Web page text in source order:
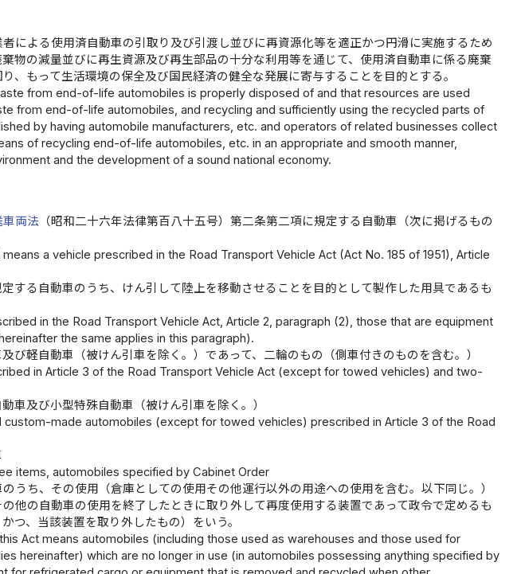
による使用済自動車の引取り及び引渡し並びに再資源化等を適正かつ円滑に実施するため
物の減量並びに再生資源及び再生部品の十分な利用等を通じて、使用済自動車に係る廃棄
、もって生活環境の保全及び国民経済の健全な発展に寄与することを目的とする。
from end-of-life automobiles is properly disposed of and that resources are used
from end-of-life automobiles, and recycling and sufficiently using the recycled parts of
by having automobile manufacturers, etc. and operators of related businesses collect
of recycling end-of-life automobiles, etc. in an appropriate and smooth manner,
and the development of a sound national economy.
車両法（昭和二十六年法律第百八十五号）第二条第二項に規定する自動車（次に掲げるもの
a vehicle prescribed in the Road Transport Vehicle Act (Act No. 185 of 1951), Article
する自動車のうち、けん引して陸上を移動させることを目的として製作した用具であるも
in the Road Transport Vehicle Act, Article 2, paragraph (2), those that are equipment
the same applies in this paragraph).
軽自動車（被けん引車を除く。）であって、二輪のもの（側車付きのものを含む。）
in Article 3 of the Road Transport Vehicle Act (except for towed vehicles) and two-
車及び小型特殊自動車（被けん引車を除く。）
made automobiles (except for towed vehicles) prescribed in Article 3 of the Road
items, automobiles specified by Cabinet Order
うち、その使用（倉庫としての使用その他運行以外の用途への使用を含む。以下同じ。）
他の自動車の使用を終了したときに取り外して再度使用する装置であって政令で定めるも
つ、当該装置を取り外したもの）をいう。
Act means automobiles (including those used as warehouses and those used for
hereinafter) which are no longer in use (in automobiles possessing anything specified by